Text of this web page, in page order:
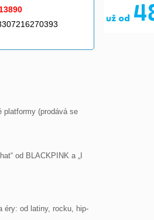
platformy (prodává se
od BLACKPINK a „I
éry: od latiny, rocku, hip-